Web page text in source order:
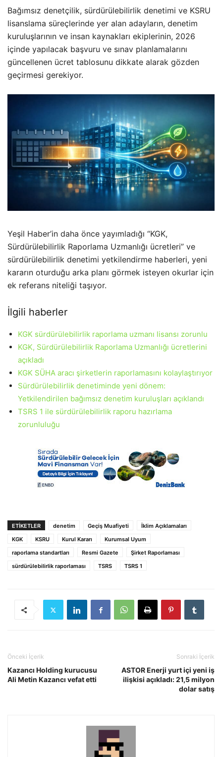
Bağımsız denetçilik, sürdürülebilirlik denetimi ve KSRU
lisanslama süreçlerinde yer alan adayların, denetim
kuruluşlarının ve insan kaynakları ekiplerinin, 2026
içinde yapılacak başvuru ve sınav planlamalarını
güncellenen ücret tablosunu dikkate alarak gözden
geçirmesi gerekiyor.
Yeşil Haber’in daha önce yayımladığı “KGK,
Sürdürülebilirlik Raporlama Uzmanlığı ücretleri” ve
sürdürülebilirlik denetimi yetkilendirme haberleri, yeni
kararın oturduğu arka planı görmek isteyen okurlar için
ek referans niteliği taşıyor.
İlgili haberler
KGK sürdürülebilirlik raporlama uzmanı lisansı zorunlu
KGK, Sürdürülebilirlik Raporlama Uzmanlığı ücretlerini
açıkladı
KGK SÜHA aracı şirketlerin raporlamasını kolaylaştırıyor
Sürdürülebilirlik denetiminde yeni dönem:
Yetkilendirilen bağımsız denetim kuruluşları açıklandı
TSRS 1 ile sürdürülebilirlik raporu hazırlama
zorunluluğu
ETIKETLER denetim Geçiş Muafiyeti
İklim Açıklamaları
KGK
KSRU Kurul Kararı
Kurumsal Uyum
raporlama standartları
Resmi Gazete
Şirket Raporlaması
sürdürülebilirlik raporlaması
TSRS TSRS 1
Önceki İçerik
Kazancı Holding kurucusu
Ali Metin Kazancı vefat etti
Sonraki İçerik
ASTOR Enerji yurt içi yeni iş
ilişkisi açıkladı: 21,5 milyon
dolar satış